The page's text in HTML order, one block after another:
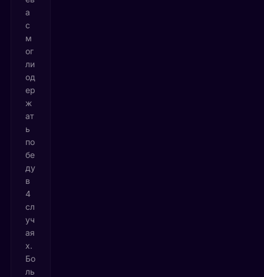
а
с
м
ог
ли
од
ер
ж
ат
ь
по
бе
ду
в
4
сл
уч
ая
х.
Бо
ль